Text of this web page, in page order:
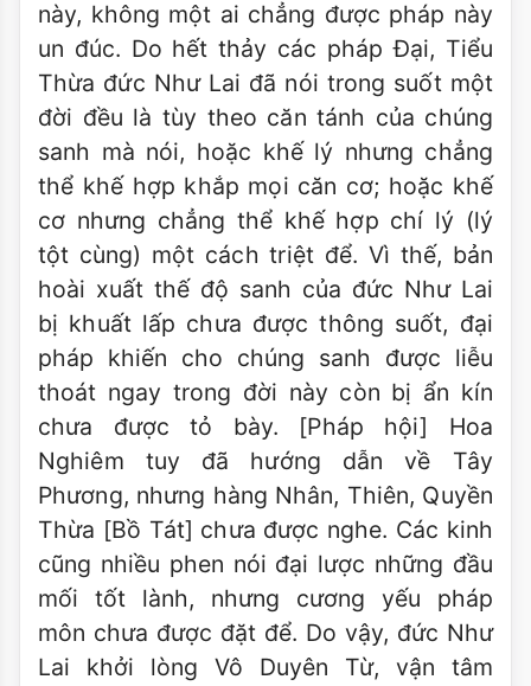
này, không một ai chẳng được pháp này
un đúc. Do hết thảy các pháp Đại, Tiểu
Thừa đức Như Lai đã nói trong suốt một
đời đều là tùy theo căn tánh của chúng
sanh mà nói, hoặc khế lý nhưng chẳng
thể khế hợp khắp mọi căn cơ; hoặc khế
cơ nhưng chẳng thể khế hợp chí lý (lý
tột cùng) một cách triệt để. Vì thế, bản
hoài xuất thế độ sanh của đức Như Lai
bị khuất lấp chưa được thông suốt, đại
pháp khiến cho chúng sanh được liễu
thoát ngay trong đời này còn bị ẩn kín
chưa được tỏ bày. [Pháp hội] Hoa
Nghiêm tuy đã hướng dẫn về Tây
Phương, nhưng hàng Nhân, Thiên, Quyền
Thừa [Bồ Tát] chưa được nghe. Các kinh
cũng nhiều phen nói đại lược những đầu
mối tốt lành, nhưng cương yếu pháp
môn chưa được đặt để. Do vậy, đức Như
Lai khởi lòng Vô Duyên Từ, vận tâm